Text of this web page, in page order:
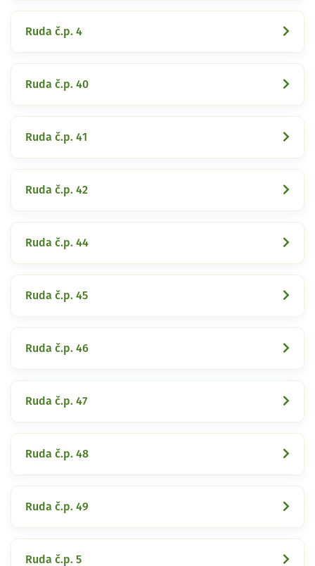
Ruda č.p. 4
Ruda č.p. 40
Ruda č.p. 41
Ruda č.p. 42
Ruda č.p. 44
Ruda č.p. 45
Ruda č.p. 46
Ruda č.p. 47
Ruda č.p. 48
Ruda č.p. 49
Ruda č.p. 5